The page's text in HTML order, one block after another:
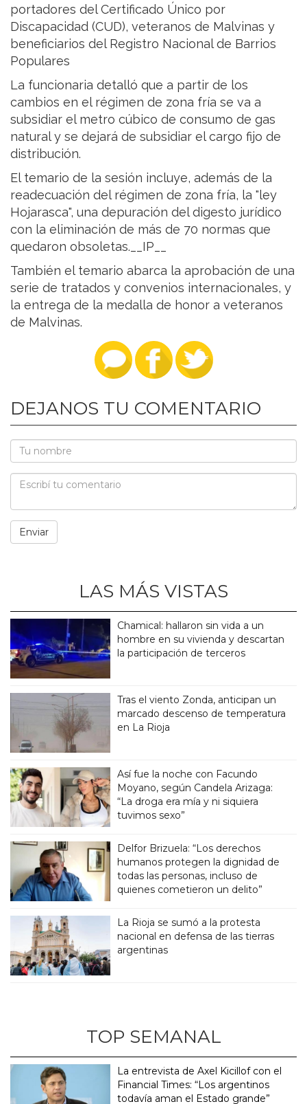
portadores del Certificado Único por
Discapacidad (CUD), veteranos de Malvinas y
beneficiarios del Registro Nacional de Barrios
Populares
La funcionaria detalló que a partir de los
cambios en el régimen de zona fría se va a
subsidiar el metro cúbico de consumo de gas
natural y se dejará de subsidiar el cargo fijo de
distribución.
El temario de la sesión incluye, además de la
readecuación del régimen de zona fría, la "ley
Hojarasca", una depuración del digesto jurídico
con la eliminación de más de 70 normas que
quedaron obsoletas.__IP__
También el temario abarca la aprobación de una
serie de tratados y convenios internacionales, y
la entrega de la medalla de honor a veteranos
de Malvinas.
DEJANOS TU COMENTARIO
LAS MÁS VISTAS
Chamical: hallaron sin vida a un
hombre en su vivienda y descartan
la participación de terceros
Tras el viento Zonda, anticipan un
marcado descenso de temperatura
en La Rioja
Así fue la noche con Facundo
Moyano, según Candela Arizaga:
“La droga era mía y ni siquiera
tuvimos sexo”
Delfor Brizuela: “Los derechos
humanos protegen la dignidad de
todas las personas, incluso de
quienes cometieron un delito”
La Rioja se sumó a la protesta
nacional en defensa de las tierras
argentinas
TOP SEMANAL
La entrevista de Axel Kicillof con el
Financial Times: “Los argentinos
todavía aman el Estado grande”